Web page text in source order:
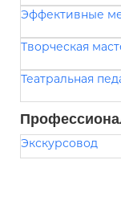
Эффективные
Творческая
Театральная
Экскурсовод